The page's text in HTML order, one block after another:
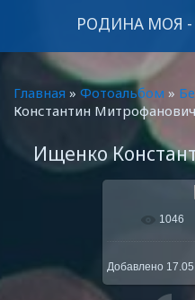
РОДИНА МОЯ
Главная » Фотоальбом »
Константин Митрофанович
Ищенко
В
1046
Добавлено